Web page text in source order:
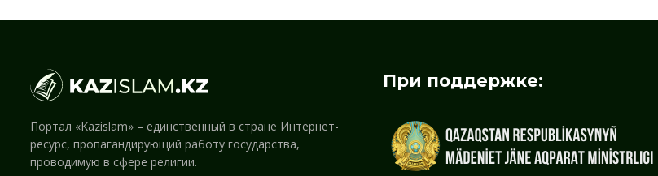
Портал «Kazislam» – единственный в стране Интернет-
ресурс, пропагандирующий работу государства,
проводимую в сфере религии.
При поддержке: